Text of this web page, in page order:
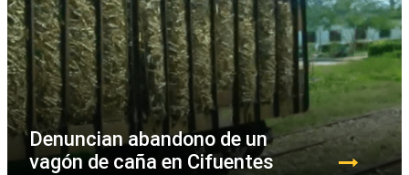
Denuncian abandono de un
vagón de caña en Cifuentes